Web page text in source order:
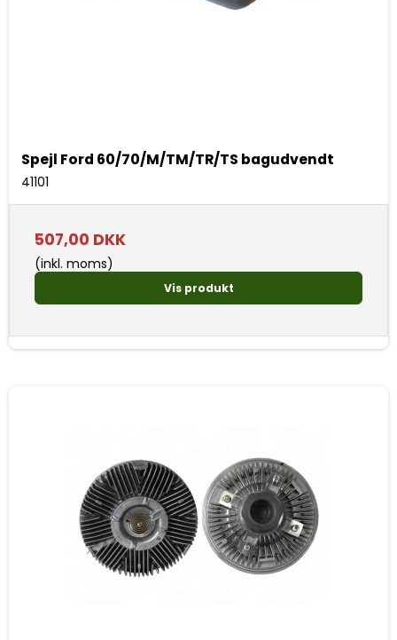
Spejl Ford 60/70/M/TM/TR/TS bagudvendt
41101
507,00 DKK
(inkl. moms)
Vis produkt